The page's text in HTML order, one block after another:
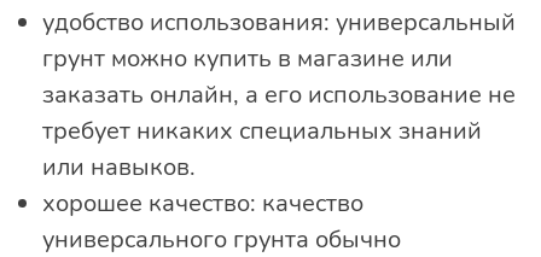
удобство использования: универсальный
грунт можно купить в магазине или
заказать онлайн, а его использование не
требует никаких специальных знаний
или навыков.
хорошее качество: качество
универсального грунта обычно